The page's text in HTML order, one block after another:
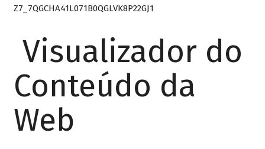
Z7_7QGCHA41L071B0QGLVK8P22GJ1
Visualizador do
Conteúdo da
Web